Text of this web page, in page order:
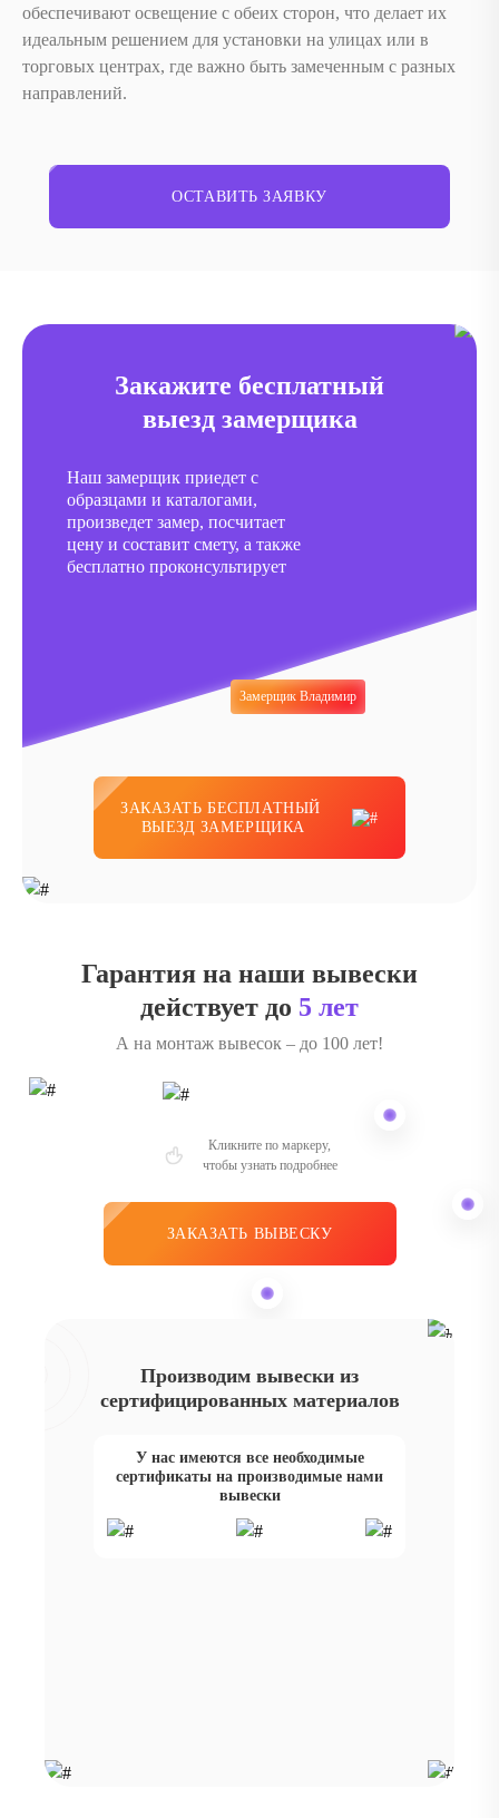
обеспечивают освещение с обеих сторон, что делает их
идеальным решением для установки на улицах или в
торговых центрах, где важно быть замеченным с разных
направлений.
ОСТАВИТЬ ЗАЯВКУ
Замерщик Владимир
Закажите бесплатный
выезд замерщика
Наш замерщик приедет с
образцами и каталогами,
произведет замер, посчитает
цену и составит смету, а также
бесплатно проконсультирует
ЗАКАЗАТЬ БЕСПЛАТНЫЙ
ВЫЕЗД ЗАМЕРЩИКА
Гарантия на наши вывески
действует до 5 лет
А на монтаж вывесок – до 100 лет!
Кликните по маркеру,
чтобы узнать подробнее
ЗАКАЗАТЬ ВЫВЕСКУ
Производим вывески из
сертифицированных материалов
У нас имеются все необходимые
сертификаты на производимые нами
вывески